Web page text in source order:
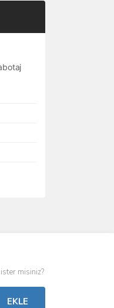
misiniz?
EKLE